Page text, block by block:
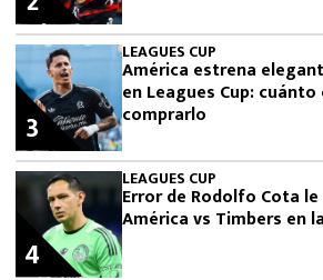
LEAGUES CUP
América estrena
en Leagues Cup:
comprarlo
3
LEAGUES CUP
Error de Rodolfo Cota
América vs Timbers en
4